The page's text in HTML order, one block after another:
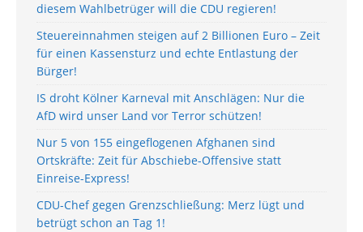
diesem Wahlbetrüger will die CDU regieren!
Steuereinnahmen steigen auf 2 Billionen Euro – Zeit
für einen Kassensturz und echte Entlastung der
Bürger!
IS droht Kölner Karneval mit Anschlägen: Nur die
AfD wird unser Land vor Terror schützen!
Nur 5 von 155 eingeflogenen Afghanen sind
Ortskräfte: Zeit für Abschiebe-Offensive statt
Einreise-Express!
CDU-Chef gegen Grenzschließung: Merz lügt und
betrügt schon an Tag 1!